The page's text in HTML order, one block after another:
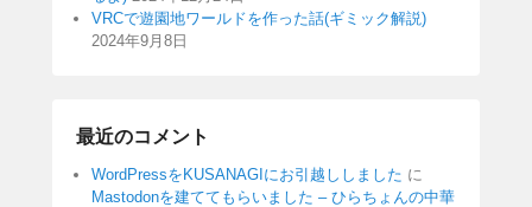
VRCで遊園地ワールドを作った話(ギミック解説)
2024年9月8日
最近のコメント
WordPressをKUSANAGIにお引越ししました に
Mastodonを建ててもらいました – ひらちょんの中華